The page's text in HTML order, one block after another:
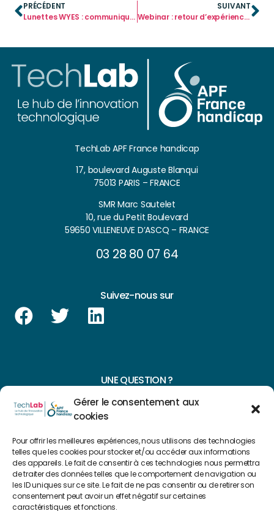
Gérer le consentement aux
cookies
Pour offrir les meilleures expériences, nous utilisons des technologies
telles que les cookies pour stocker et/ou accéder aux informations
des appareils. Le fait de consentir à ces technologies nous permettra
de traiter des données telles que le comportement de navigation ou
les ID uniques sur ce site. Le fait de ne pas consentir ou de retirer son
consentement peut avoir un effet négatif sur certaines
caractéristiques et fonctions.
PRÉCÉDENT
Lunettes WYES : communiquer avec les yeux
SUIVANT
Webinar : retour d’expérience Leka
TechLab APF France handicap
17, boulevard Auguste Blanqui
75013 PARIS – FRANCE
SMR Marc Sautelet
10, rue du Petit Boulevard
59650 VILLENEUVE D’ASCQ – FRANCE
03 28 80 07 64
Suivez-nous sur
UNE QUESTION ?
CONTACTEZ-NOUS
NAVIGUER SUR NOTRE SITE
Plan du site
FAIRE UN DON